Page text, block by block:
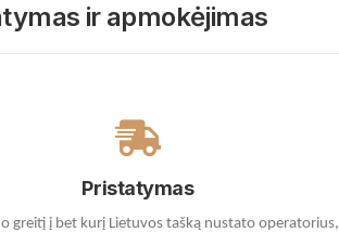
ir apmokėjimas
Pristatymas
greitį į bet kurį Lietuvos tašką nustato operatorius,